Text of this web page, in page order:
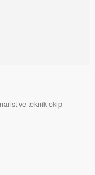
ve teknik ekip